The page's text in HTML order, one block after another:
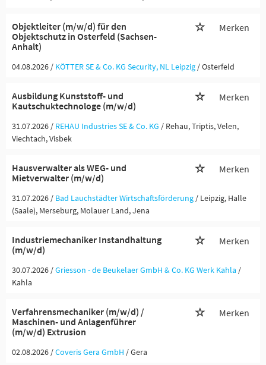
Objektleiter (m/w/d) für den
Objektschutz in Osterfeld (Sachsen-
Anhalt)
Merken
04.08.2026 / KÖTTER SE & Co. KG Security, NL Leipzig / Osterfeld
Ausbildung Kunststoff- und
Kautschuktechnologe (m/w/d)
Merken
31.07.2026 / REHAU Industries SE & Co. KG / Rehau, Triptis, Velen,
Viechtach, Visbek
Hausverwalter als WEG- und
Mietverwalter (m/w/d)
Merken
31.07.2026 / Bad Lauchstädter Wirtschaftsförderung / Leipzig, Halle
(Saale), Merseburg, Molauer Land, Jena
Industriemechaniker Instandhaltung
(m/w/d)
Merken
30.07.2026 /Griesson - de Beukelaer GmbH & Co. KG Werk Kahla /
Kahla
Verfahrensmechaniker (m/w/d) /
Maschinen- und Anlagenführer
(m/w/d) Extrusion
Merken
02.08.2026 /Coveris Gera GmbH / Gera